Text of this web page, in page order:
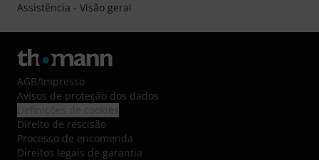
Assistência - Visão geral
AGB/Impresso
Avisos de proteção dos dados
Direito de rescisão
Processo de encomenda
Direitos legais de garantia